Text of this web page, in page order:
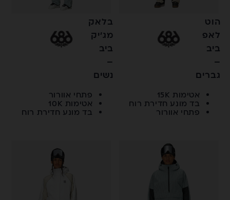
הוט
לאפ
ביב
–
גברים
אטימות 15K
בד מונע חדירת רוח
פתחי אוורור
בלאק
מג׳יק
ביב
–
נשים
פתחי אוורור
אטימות 10K
בד מונע חדירת רוח